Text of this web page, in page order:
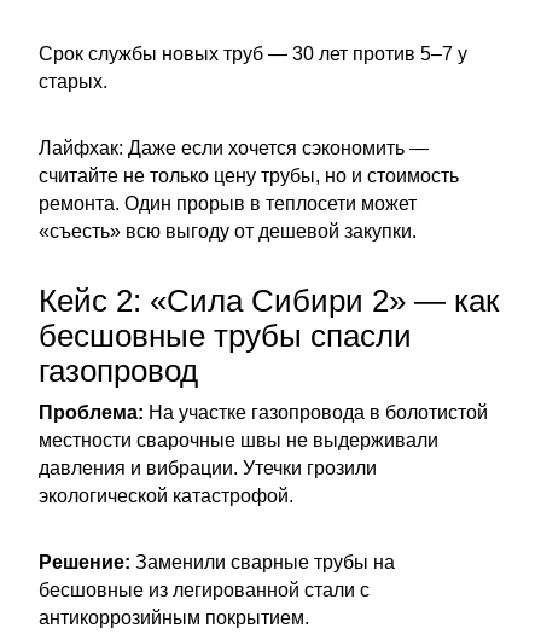
Срок службы новых труб — 30 лет против 5–7 у
старых.
Лайфхак: Даже если хочется сэкономить —
считайте не только цену трубы, но и стоимость
ремонта. Один прорыв в теплосети может
«съесть» всю выгоду от дешевой закупки.
Кейс 2: «Сила Сибири 2» — как
бесшовные трубы спасли
газопровод
Проблема: На участке газопровода в болотистой
местности сварочные швы не выдерживали
давления и вибрации. Утечки грозили
экологической катастрофой.
Решение: Заменили сварные трубы на
бесшовные из легированной стали с
антикоррозийным покрытием.